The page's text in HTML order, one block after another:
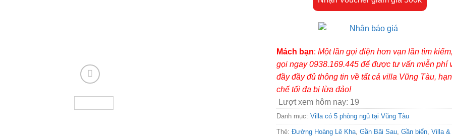
Mách bạn: Một lần gọi điện hơn vạn lần tìm kiếm,
gọi ngay 0938.169.445 để được tư vấn miễn phí
đầy đầy đủ thông tin về tất cả villa Vũng Tàu, hạn
chế tối đa bị lừa đảo!
Lượt xem hôm nay: 19
Danh mục: Villa có 5 phòng ngủ tại Vũng Tàu
Thẻ: Đường Hoàng Lê Kha, Gần Bãi Sau, Gần biển, Villa &